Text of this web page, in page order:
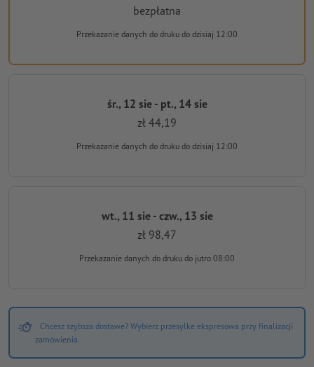
bezpłatna
Przekazanie danych do druku do dzisiaj 12:00
śr., 12 sie - pt., 14 sie
zł 44,19
Przekazanie danych do druku do dzisiaj 12:00
wt., 11 sie - czw., 13 sie
zł 98,47
Przekazanie danych do druku do jutro 08:00
Chcesz szybsza dostawe? Wybierz przesylke ekspresowa przy finalizacji
zamówienia.